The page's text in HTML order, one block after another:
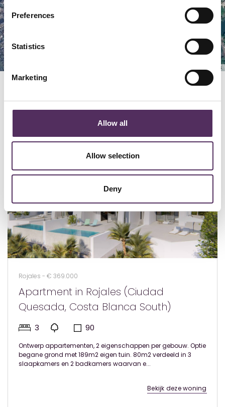
Preferences
Statistics
Marketing
Allow all
Allow selection
Deny
Terms
GERELATEERD
Bekijk deze woningen ook eens.
Rojales - € 369.000
Apartment in Rojales (Ciudad
Quesada, Costa Blanca South)
3 90
Ontwerp appartementen, 2 eigenschappen per gebouw. Optie
begane grond met 189m2 eigen tuin. 80m2 verdeeld in 3
slaapkamers en 2 badkamers waarvan e...
Bekijk deze woning